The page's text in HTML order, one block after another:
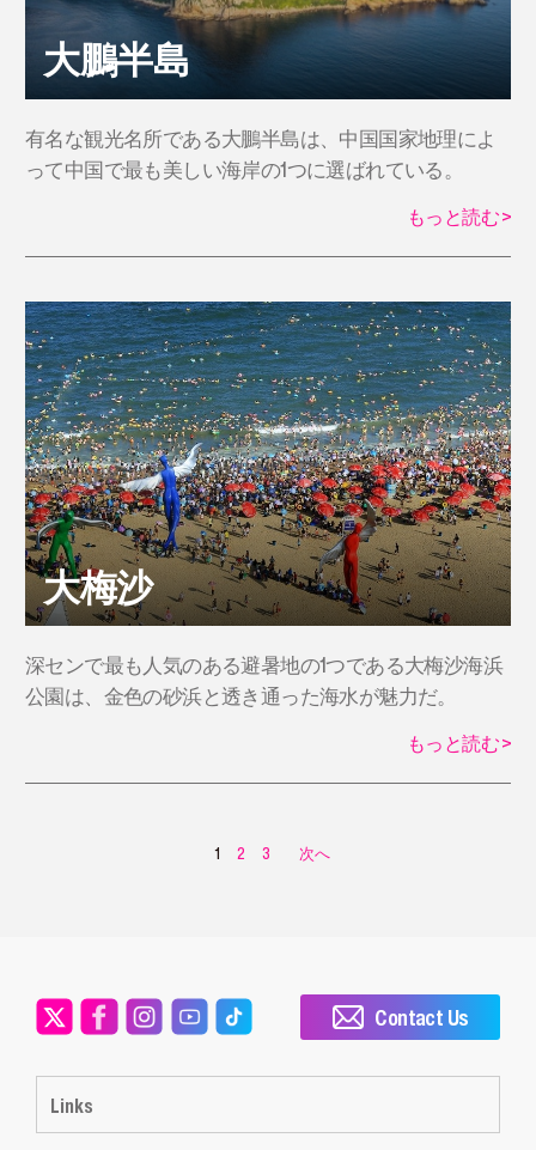
大鵬半島
有名な観光名所である大鵬半島は、中国国家地理によ
って中国で最も美しい海岸の1つに選ばれている。
もっと読む>
大梅沙
深センで最も人気のある避暑地の1つである大梅沙海浜
公園は、金色の砂浜と透き通った海水が魅力だ。
もっと読む>
1 2 3 次へ
Links
Contact Us